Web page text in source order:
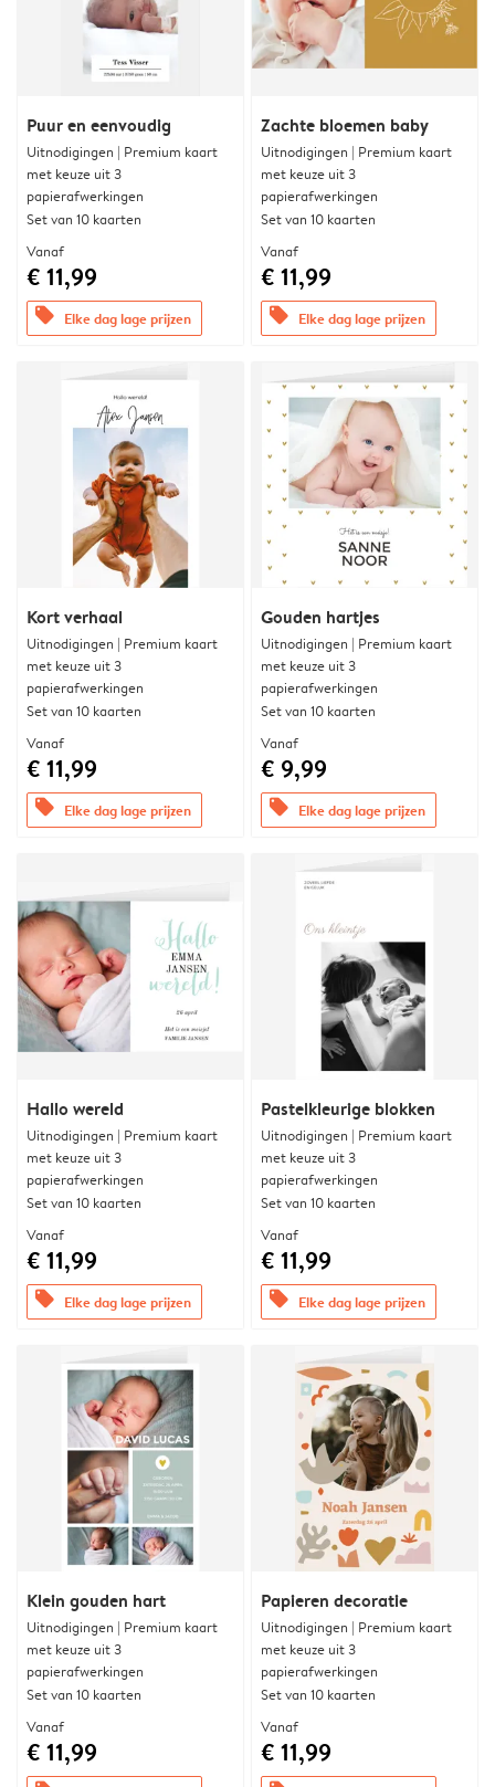
Puur en eenvoudig
Uitnodigingen | Premium kaart
met keuze uit 3
papierafwerkingen
Set van 10 kaarten
Vanaf
€ 11,99
offers Elke dag lage prijzen
Zachte bloemen baby
Uitnodigingen | Premium kaart
met keuze uit 3
papierafwerkingen
Set van 10 kaarten
Vanaf
€ 11,99
offers Elke dag lage prijzen
Kort verhaal
Uitnodigingen | Premium kaart
met keuze uit 3
papierafwerkingen
Set van 10 kaarten
Vanaf
€ 11,99
offers Elke dag lage prijzen
Gouden hartjes
Uitnodigingen | Premium kaart
met keuze uit 3
papierafwerkingen
Set van 10 kaarten
Vanaf
€ 9,99
offers Elke dag lage prijzen
Hallo wereld
Uitnodigingen | Premium kaart
met keuze uit 3
papierafwerkingen
Set van 10 kaarten
Vanaf
€ 11,99
offers Elke dag lage prijzen
Pastelkleurige blokken
Uitnodigingen | Premium kaart
met keuze uit 3
papierafwerkingen
Set van 10 kaarten
Vanaf
€ 11,99
offers Elke dag lage prijzen
Klein gouden hart
Uitnodigingen | Premium kaart
met keuze uit 3
papierafwerkingen
Set van 10 kaarten
Vanaf
€ 11,99
Papieren decoratie
Uitnodigingen | Premium kaart
met keuze uit 3
papierafwerkingen
Set van 10 kaarten
Vanaf
€ 11,99